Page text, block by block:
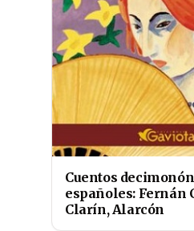
Cuentos
españoles: Fernán
Clarín, Alarcón